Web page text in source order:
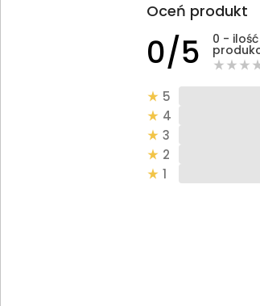
Oceń produkt
0/5 0 -
5
4
3
2
1